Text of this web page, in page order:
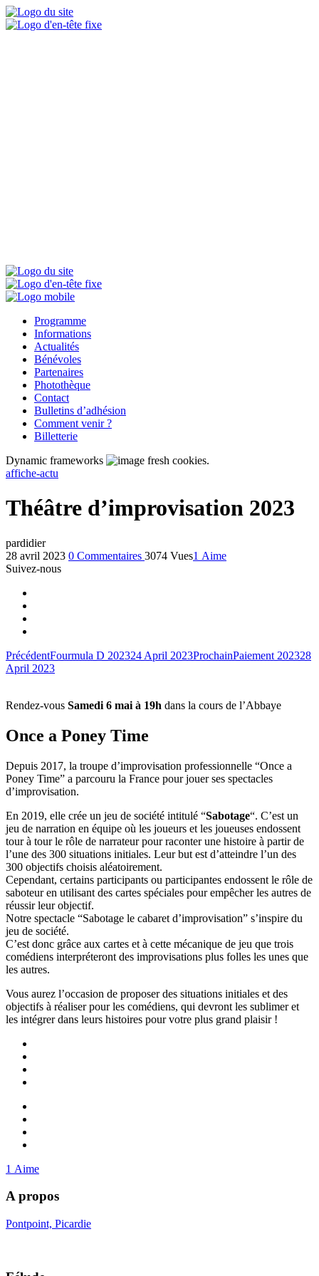
Programme
Informations
Actualités
Bénévoles
Partenaires
Photothèque
Contact
Bulletins d’adhésion
Comment venir ?
Billetterie
Dynamic frameworks
fresh cookies.
affiche-actu
Théâtre d’improvisation 2023
pardidier
28 avril 2023 0 Commentaires 3074 Vues1 Aime
Suivez-nous
PrécédentFourmula D 202324 April 2023ProchainPaiement 202328
April 2023
Rendez-vous Samedi 6 mai à 19h dans la cours de l’Abbaye
Once a Poney Time
Depuis 2017, la troupe d’improvisation professionnelle “Once a
Poney Time” a parcouru la France pour jouer ses spectacles
d’improvisation.
En 2019, elle crée un jeu de société intitulé “Sabotage“. C’est un
jeu de narration en équipe où les joueurs et les joueuses endossent
tour à tour le rôle de narrateur pour raconter une histoire à partir de
l’une des 300 situations initiales. Leur but est d’atteindre l’un des
300 objectifs choisis aléatoirement.
Cependant, certains participants ou participantes endossent le rôle de
saboteur en utilisant des cartes spéciales pour empêcher les autres de
réussir leur objectif.
Notre spectacle “Sabotage le cabaret d’improvisation” s’inspire du
jeu de société.
C’est donc grâce aux cartes et à cette mécanique de jeu que trois
comédiens interpréteront des improvisations plus folles les unes que
les autres.
Vous aurez l’occasion de proposer des situations initiales et des
objectifs à réaliser pour les comédiens, qui devront les sublimer et
les intégrer dans leurs histoires pour votre plus grand plaisir !
1 Aime
A propos
Pontpoint, Picardie